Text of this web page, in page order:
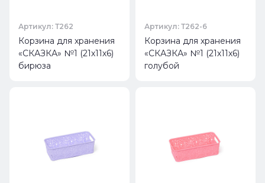
Артикул: Т262
Корзина для хранения
«СКАЗКА» №1 (21х11х6)
бирюза
Артикул: Т262-6
Корзина для хранения
«СКАЗКА» №1 (21х11х6)
голубой